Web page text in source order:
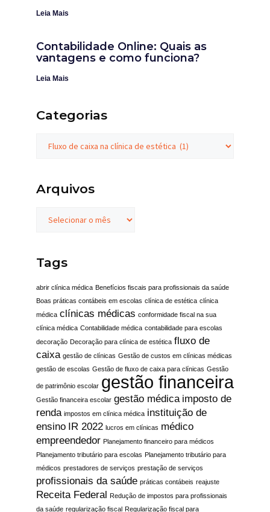
Leia Mais
Contabilidade Online: Quais as
vantagens e como funciona?
Leia Mais
Categorias
Arquivos
Tags
abrir clínica médica Benefícios fiscais para profissionais da saúde
Boas práticas contábeis em escolas clínica de estética clínica
médica clínicas médicas conformidade fiscal na sua
clínica médica Contabilidade médica contabilidade para escolas
decoração Decoração para clínica de estética fluxo de
caixa gestão de clínicas Gestão de custos em clínicas médicas
gestão de escolas Gestão de fluxo de caixa para clínicas Gestão
de patrimônio escolar gestão financeira
Gestão financeira escolar gestão médica imposto de
renda impostos em clínica médica instituição de
ensino IR 2022 lucros em clínicas médico
empreendedor Planejamento financeiro para médicos
Planejamento tributário para escolas Planejamento tributário para
médicos prestadores de serviços prestação de serviços
profissionais da saúde práticas contábeis reajuste
Receita Federal Redução de impostos para profissionais
da saúde regularização fiscal Regularização fiscal para